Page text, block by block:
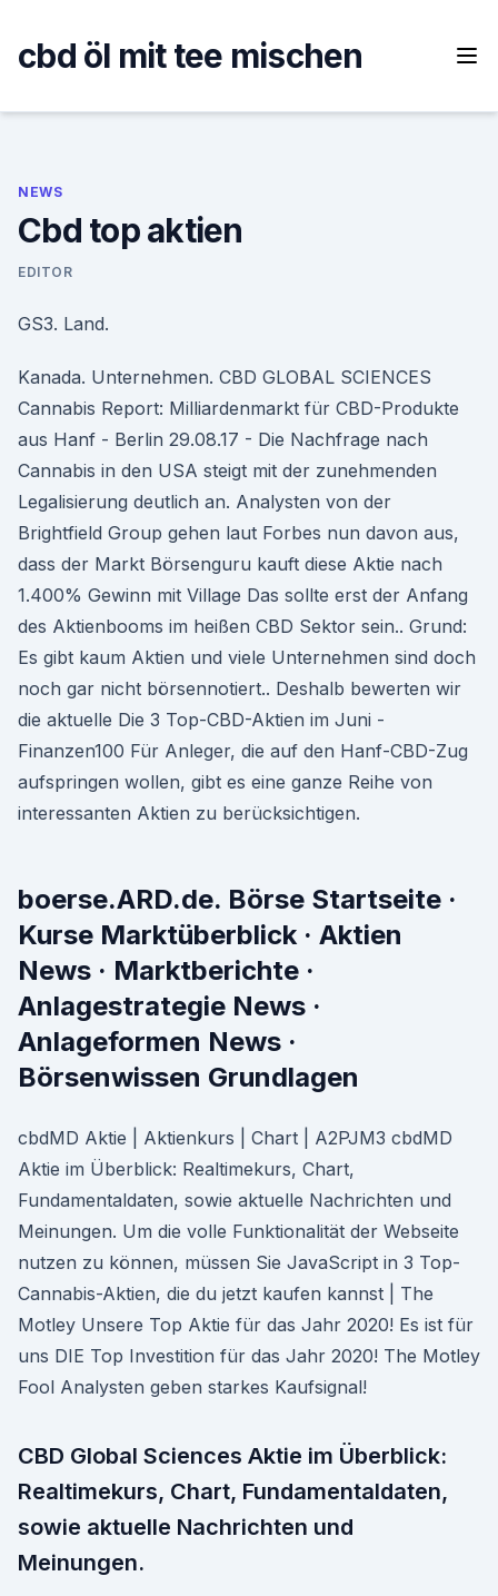
content
cbd öl mit tee mischen
NEWS
Cbd top aktien
EDITOR
GS3. Land.
Kanada. Unternehmen. CBD GLOBAL SCIENCES
Cannabis Report: Milliardenmarkt für CBD-Produkte
aus Hanf - Berlin 29.08.17 - Die Nachfrage nach
Cannabis in den USA steigt mit der zunehmenden
Legalisierung deutlich an. Analysten von der
Brightfield Group gehen laut Forbes nun davon aus,
dass der Markt Börsenguru kauft diese Aktie nach
1.400% Gewinn mit Village Das sollte erst der Anfang
des Aktienbooms im heißen CBD Sektor sein.. Grund:
Es gibt kaum Aktien und viele Unternehmen sind doch
noch gar nicht börsennotiert.. Deshalb bewerten wir
die aktuelle Die 3 Top-CBD-Aktien im Juni -
Finanzen100 Für Anleger, die auf den Hanf-CBD-Zug
aufspringen wollen, gibt es eine ganze Reihe von
interessanten Aktien zu berücksichtigen.
boerse.ARD.de. Börse Startseite ·
Kurse Marktüberblick · Aktien
News · Marktberichte ·
Anlagestrategie News ·
Anlageformen News ·
Börsenwissen Grundlagen
cbdMD Aktie | Aktienkurs | Chart | A2PJM3 cbdMD
Aktie im Überblick: Realtimekurs, Chart,
Fundamentaldaten, sowie aktuelle Nachrichten und
Meinungen. Um die volle Funktionalität der Webseite
nutzen zu können, müssen Sie JavaScript in 3 Top-
Cannabis-Aktien, die du jetzt kaufen kannst | The
Motley Unsere Top Aktie für das Jahr 2020! Es ist für
uns DIE Top Investition für das Jahr 2020! The Motley
Fool Analysten geben starkes Kaufsignal!
CBD Global Sciences Aktie im Überblick:
Realtimekurs, Chart, Fundamentaldaten,
sowie aktuelle Nachrichten und
Meinungen.